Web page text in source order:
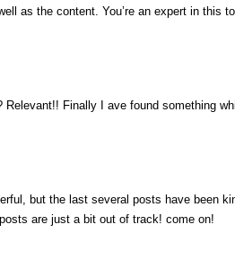
as the content. You’re an expert in this
Finally I ave found something
but the last several posts have been
are just a bit out of track! come on!